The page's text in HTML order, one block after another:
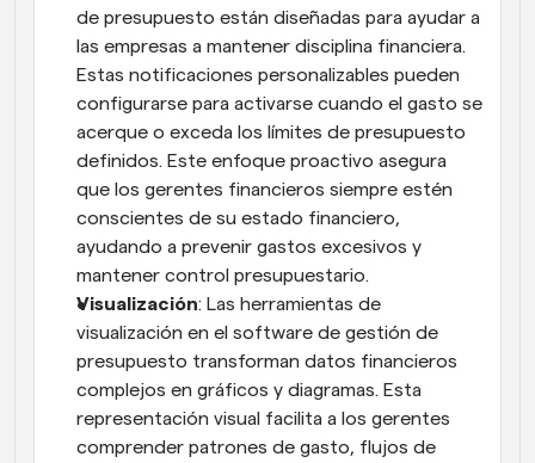
de presupuesto están diseñadas para ayudar a
las empresas a mantener disciplina financiera.
Estas notificaciones personalizables pueden
configurarse para activarse cuando el gasto se
acerque o exceda los límites de presupuesto
definidos. Este enfoque proactivo asegura
que los gerentes financieros siempre estén
conscientes de su estado financiero,
ayudando a prevenir gastos excesivos y
mantener control presupuestario.
Visualización: Las herramientas de
visualización en el software de gestión de
presupuesto transforman datos financieros
complejos en gráficos y diagramas. Esta
representación visual facilita a los gerentes
comprender patrones de gasto, flujos de